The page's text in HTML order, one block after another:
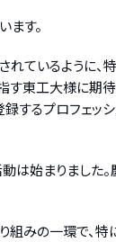
す。
ているように、
工大様に期
するプロフェッ
始まりました
みの一環で、